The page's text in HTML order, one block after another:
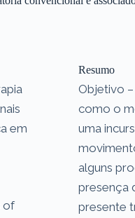
em
of
Resumo
Objetivo
como o
uma
alguns
presença
presente